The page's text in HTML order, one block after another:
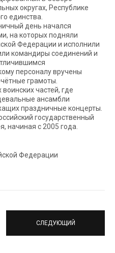
округах, Республике
единства.
день начался
на которых подняли
Федерации и исполнили
командиры соединений и
персоналу вручены
грамоты.
частей, где
ансамбли
праздничные концерты.
государственный
начиная с 2005 года.
Федерации
СЛЕДУЮЩИЙ